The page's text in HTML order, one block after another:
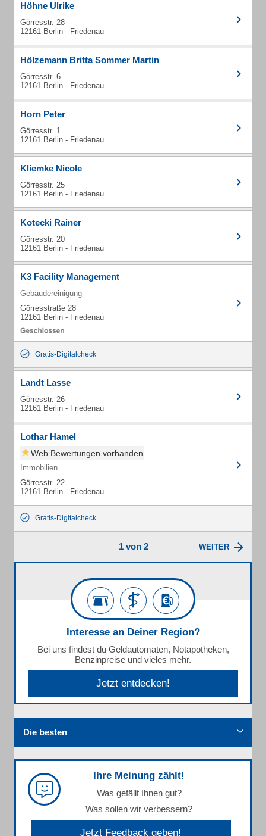
Höhne Ulrike
Görresstr. 28
12161 Berlin - Friedenau
Hölzemann Britta Sommer Martin
Görresstr. 6
12161 Berlin - Friedenau
Horn Peter
Görresstr. 1
12161 Berlin - Friedenau
Kliemke Nicole
Görresstr. 25
12161 Berlin - Friedenau
Kotecki Rainer
Görresstr. 20
12161 Berlin - Friedenau
K3 Facility Management
Gebäudereinigung
Görresstraße 28
12161 Berlin - Friedenau
Gratis-Digitalcheck
Landt Lasse
Görresstr. 26
12161 Berlin - Friedenau
Lothar Hamel
Web Bewertungen vorhanden
Immobilien
Görresstr. 22
12161 Berlin - Friedenau
Gratis-Digitalcheck
1 von 2 WEITER
Interesse an Deiner Region?
Bei uns findest du Geldautomaten, Notapotheken,
Benzinpreise und vieles mehr.
Jetzt entdecken!
Die besten
Ihre Meinung zählt!
Was gefällt Ihnen gut?
Was sollen wir verbessern?
Jetzt Feedback geben!